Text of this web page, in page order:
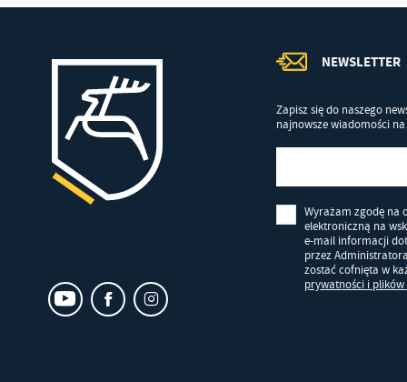
NEWSLETTER
Zapisz się do naszego
najnowsze wiadomości
Wyrażam zgodę na
elektroniczną na
e-mail informacji
przez
zostać cofnięta w
prywatności i plików